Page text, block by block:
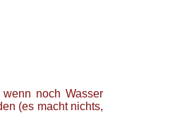
noch Wasser
(es macht nichts,